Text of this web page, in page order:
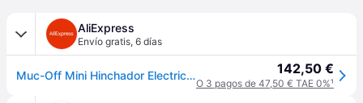
AliExpress
Envío gratis, 6 días
Muc-Off Mini Hinchador Electrico Airmach Pro 120 Psi Válvula Presta/Standard/Big Bore Muc-Off de ciclismo para bicicleta 142,50 €
O 3 pagos de 47,50 € TAE 0%¹